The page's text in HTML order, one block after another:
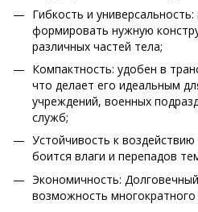
Гибкость и
формировать нужную
различных частей тела;
Компактность: удобен в
что делает его идеальным
учреждений, военных
служб;
Устойчивость к
боится влаги и перепадов
Экономичность:
возможность многократного